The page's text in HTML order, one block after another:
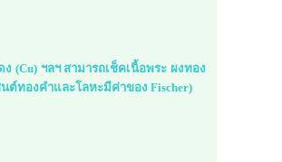
(Cu) ฯลฯ สามารถเช็คเนื้อพระ ผงทอง
ต์ทองคำและโลหะมีค่าของ Fischer)